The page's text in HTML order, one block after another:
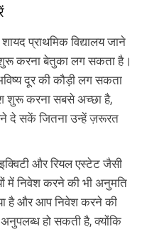
प्राथमिक विद्यालय जाने
करना बेतुका लग सकता है।
दूर की कौड़ी लग सकता
शुरू करना सबसे अच्छा है,
दे सकें जितना उन्हें ज़रूरत
और रियल एस्टेट जैसी
में निवेश करने की भी अनुमति
है और आप निवेश करने की
हो सकती है, क्योंकि